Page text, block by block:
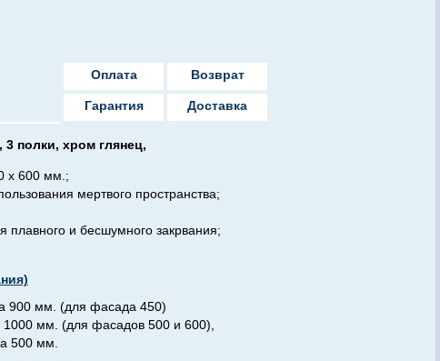
Оплата Возврат
Гарантия Доставка
полки, хром глянец,
х 600 мм.;
мертвого пространства;
и бесшумного закрвания;
900 мм. (для фасада 450)
500 и 600),